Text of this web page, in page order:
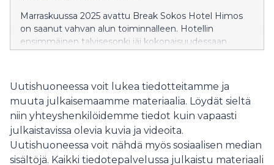
Marraskuussa 2025 avattu Break Sokos Hotel Himos
on saanut vahvan alun toiminnalleen. Hotellin
ensimmäinen talvisesonki jäi kokonaisuudessaan
paremmin ja hotelli oli lähes loppuunmyyty.
Uutishuoneessa voit lukea tiedotteitamme ja
muuta julkaisemaamme materiaalia. Löydät sieltä
niin yhteyshenkilöidemme tiedot kuin vapaasti
julkaistavissa olevia kuvia ja videoita.
Uutishuoneessa voit nähdä myös sosiaalisen median
sisältöjä. Kaikki tiedotepalvelussa julkaistu materiaali